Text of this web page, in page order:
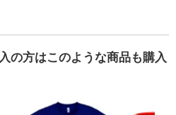
の方はこのような商品も購入
レッド）
マグカップ（中）